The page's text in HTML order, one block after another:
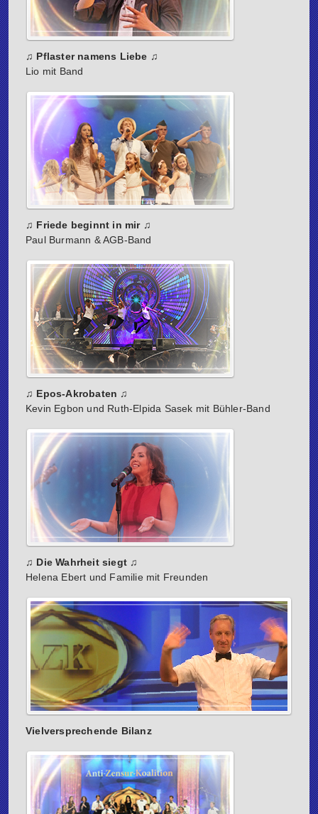
♫ Pflaster namens Liebe ♫
Lio mit Band
♫ Friede beginnt in mir ♫
Paul Burmann & AGB-Band
♫ Epos-Akrobaten ♫
Kevin Egbon und Ruth-Elpida Sasek mit Bühler-Band
♫ Die Wahrheit siegt ♫
Helena Ebert und Familie mit Freunden
Vielversprechende Bilanz